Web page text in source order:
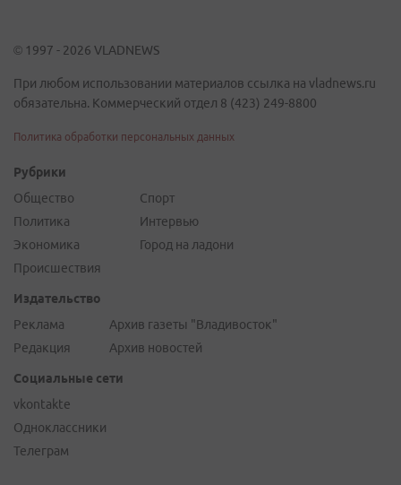
© 1997 - 2026 VLADNEWS
При любом использовании материалов ссылка на vladnews.ru
обязательна. Коммерческий отдел 8 (423) 249-8800
Политика обработки персональных данных
Рубрики
Общество
Политика
Экономика
Происшествия
Спорт
Интервью
Город на ладони
Издательство
Реклама
Редакция
Архив газеты "Владивосток"
Архив новостей
Социальные сети
vkontakte
Одноклассники
Телеграм